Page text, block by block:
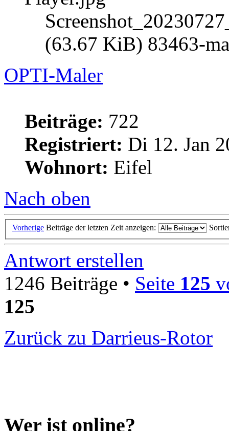
(63.67 KiB) 83463-
OPTI-Maler
Beiträge: 722
Registriert: Di 12. Jan
Wohnort: Eifel
Nach oben
Vorherige Beiträge der letzten Zeit anzeigen:
Antwort erstellen
1246 Beiträge • Seite 125
125
Zurück zu Darrieus-Rotor
Wer ist online?